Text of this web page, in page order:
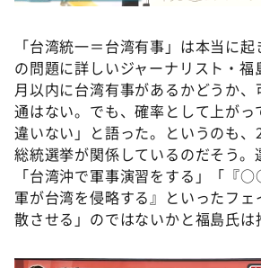
「台湾統一＝台湾有事」は本当に
の問題に詳しいジャーナリスト・福
月以内に台湾有事があるかどうか
通はない。でも、確率として上がっ
違いない」と語った。というのも
総統選挙が関係しているのだそう。
「台湾沖で軍事演習をする」「『
軍が台湾を侵略する』といったフェ
散させる」のではないかと福島氏は